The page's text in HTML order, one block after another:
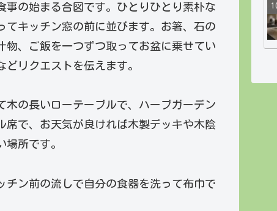
事の始まる合図です。ひとりひとり素朴な
キッチン窓の前に並びます。お箸、石の
、ご飯を一つずつ取ってお盆に乗せてい
リクエストを伝えます。
木の長いローテーブルで、ハーブガーデン
席で、お天気が良ければ木製デッキや木陰
所です。
ン前の流しで自分の食器を洗って布巾で